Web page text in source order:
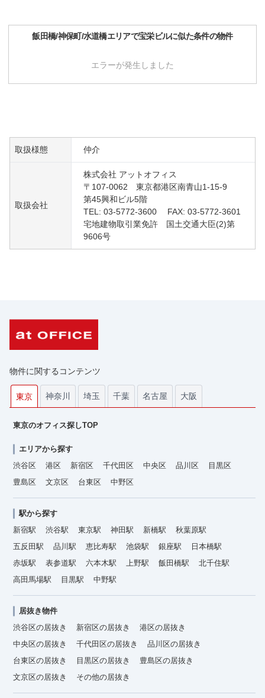
飯田橋/神保町/水道橋エリアで宝栄ビルに似た条件の物件
エラーが発生しました
取扱様態 仲介
取扱会社
株式会社 アットオフィス
〒107-0062 東京都港区南青山1-15-9
第45興和ビル5階
TEL: 03-5772-3600 FAX: 03-5772-3601
宅地建物取引業免許 国土交通大臣(2)第
9606号
物件に関するコンテンツ
東京 神奈川 埼玉 千葉 名古屋 大阪
東京のオフィス探しTOP
エリアから探す
渋谷区
港区 新宿区 千代田区 中央区 品川区
目黒区
豊島区
文京区 台東区 中野区
駅から探す
新宿駅
渋谷駅 東京駅 神田駅 新橋駅
秋葉原駅
五反田駅
品川駅 恵比寿駅 池袋駅 銀座駅
日本橋駅
赤坂駅
表参道駅 六本木駅 上野駅 飯田橋駅
北千住駅
高田馬場駅
目黒駅 中野駅
居抜き物件
渋谷区の居抜き
新宿区の居抜き
港区の居抜き
中央区の居抜き
千代田区の居抜き
品川区の居抜き
台東区の居抜き
目黒区の居抜き
豊島区の居抜き
文京区の居抜き
その他の居抜き